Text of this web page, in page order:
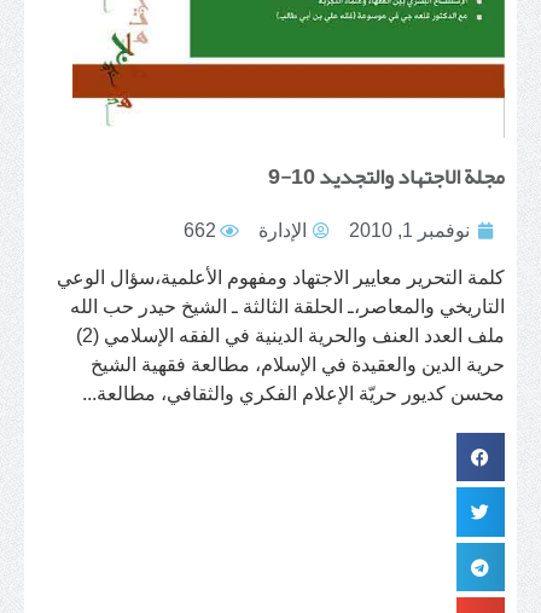
مجلة الاجتهاد والتجديد 10-9
نوفمبر 1, 2010 الإدارة 662
كلمة التحرير معايير الاجتهاد ومفهوم الأعلمية،سؤال الوعي
التاريخي والمعاصر،ـ الحلقة الثالثة ـ الشيخ حيدر حب الله
ملف العدد العنف والحرية الدينية في الفقه الإسلامي (2)
حرية الدين والعقيدة في الإسلام، مطالعة فقهية الشيخ
محسن كديور حريّة الإعلام الفكري والثقافي، مطالعة...